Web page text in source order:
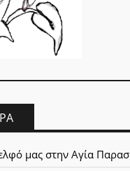
μας στην Αγία